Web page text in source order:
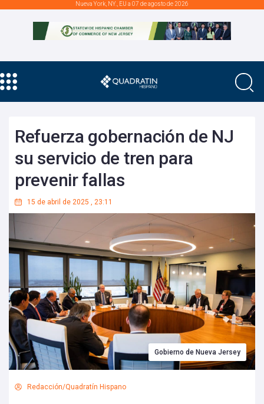
Nueva York, NY., EU a 07 de agosto de 2026
Refuerza gobernación de NJ
su servicio de tren para
prevenir fallas
15 de abril de 2025 , 23:11
Gobierno de Nueva Jersey
Redacción/Quadratín Hispano